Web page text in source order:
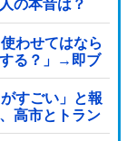
の本音は？
わせてはなら
る？」→即ブ
すごい」と報
高市とトラン
と